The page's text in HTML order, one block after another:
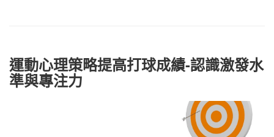
運動心理策略提高打球成績-認識激發水
準與專注力